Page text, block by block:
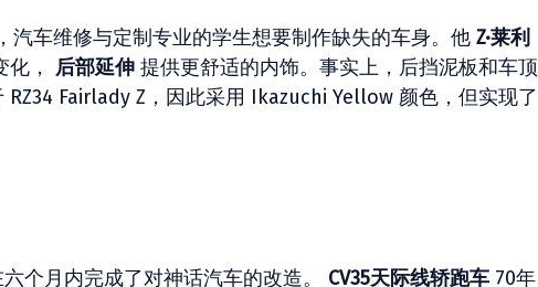
汽车维修与定制专业的学生想要制作缺失的车身。他 Z·莱利
， 后部延伸 提供更舒适的内饰。事实上，后挡泥板和车顶
Fairlady Z，因此采用 Ikazuchi Yellow 颜色，但实现了
个月内完成了对神话汽车的改造。 CV35天际线轿跑车 70年